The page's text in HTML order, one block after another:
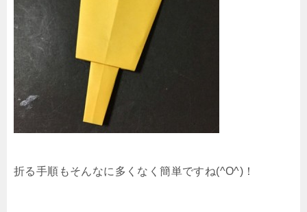
折る手順もそんなに多くなく簡単ですね(^O^)！